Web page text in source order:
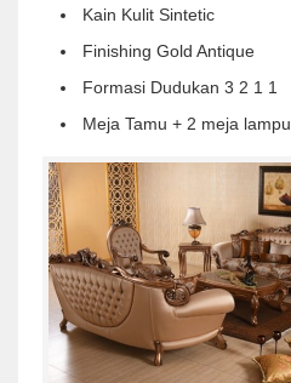
Kain Kulit Sintetic
Finishing Gold Antique
Formasi Dudukan 3 2 1 1
Meja Tamu + 2 meja lampu